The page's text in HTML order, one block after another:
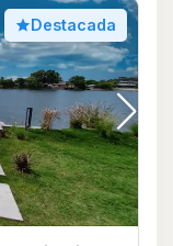
Destacada